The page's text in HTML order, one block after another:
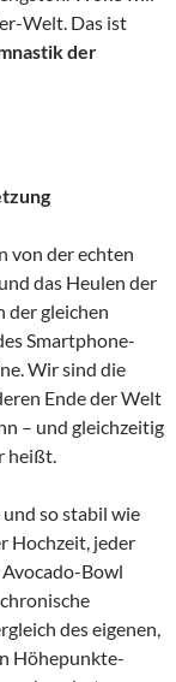
Welt. Das ist
der
von der echten
das Heulen der
der gleichen
Smartphone-
Wir sind die
Ende der Welt
– und gleichzeitig
heißt.
so stabil wie
Hochzeit, jeder
Bowl
des eigenen,
Höhepunkte-